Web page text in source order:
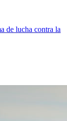
de lucha contra la